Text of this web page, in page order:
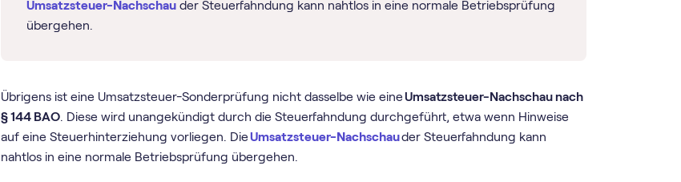
Umsatzsteuer-Nachschauder Steuerfahndung kann nahtlos in eine normale Betriebsprüfung
übergehen.
Übrigens ist eine Umsatzsteuer-Sonderprüfung nicht dasselbe wie eineUmsatzsteuer-Nachschau nach
§ 144 BAO. Diese wird unangekündigt durch die Steuerfahndung durchgeführt, etwa wenn Hinweise
auf eine Steuerhinterziehung vorliegen. DieUmsatzsteuer-Nachschauder Steuerfahndung kann
nahtlos in eine normale Betriebsprüfung übergehen.